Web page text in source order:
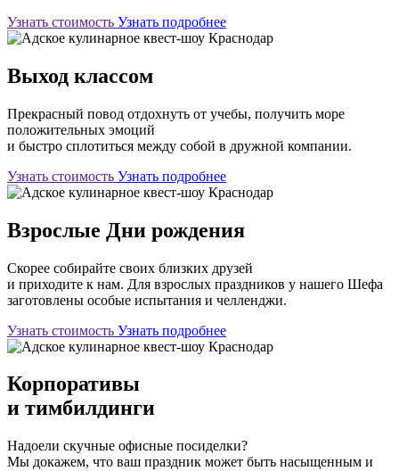
Узнать стоимость Узнать подробнее
Выход классом
Прекрасный повод отдохнуть от учебы, получить море
положительных эмоций
и быстро сплотиться между собой в дружной компании.
Узнать стоимость Узнать подробнее
Взрослые Дни рождения
Скорее собирайте своих близких друзей
и приходите к нам. Для взрослых праздников у нашего Шефа
заготовлены особые испытания и челленджи.
Узнать стоимость Узнать подробнее
Корпоративы
и тимбилдинги
Надоели скучные офисные посиделки?
Мы докажем, что ваш праздник может быть насыщенным и